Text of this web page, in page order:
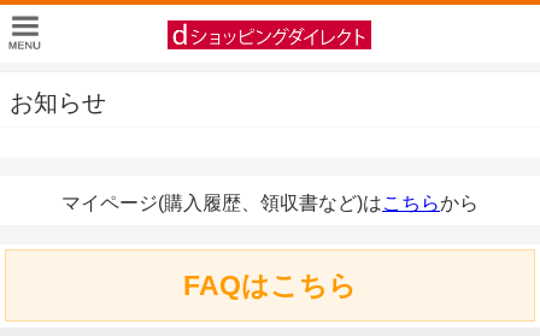
お知らせ
マイページ(購入履歴、領収書など)はこちらから
FAQはこちら